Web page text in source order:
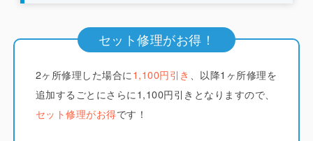
iCrackedでは純正と同じくフレキシブルOLED（ソ
フトOLED）のディスプレイを採用しています。他
店ではコストを下げるためにLCD（液晶）やガラス
系素材で作られたハードOLEDが多く使われていま
セット修理がお得！
2ヶ所修理した場合に1,100円引き
、以降1ヶ所修理を
追加するごとにさらに1,100円引きとなりますので、
セット修理がお得です！